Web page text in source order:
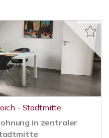
- Stadtmitte
in zentraler